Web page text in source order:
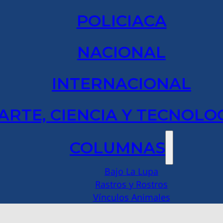
POLICIACA
NACIONAL
INTERNACIONAL
CIENCIA Y
COLUMNAS
Bajo La Lupa
Rastros y Rostros
Vínculos Animales